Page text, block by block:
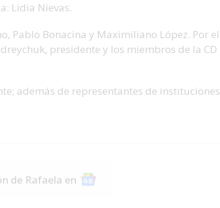
Lidia Nievas.
Pablo Bonacina y Maximiliano López. Por el
presidente y los miembros de la CD
además de representantes de instituciones
de Rafaela en